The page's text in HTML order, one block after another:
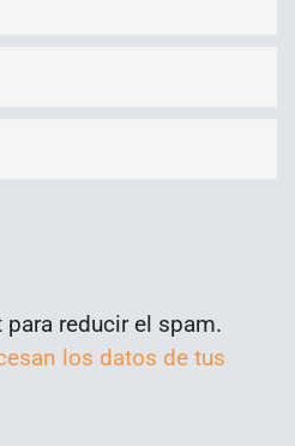
reducir el spam.
los datos de tus